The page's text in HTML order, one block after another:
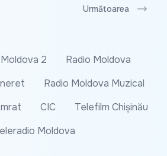
Următoarea
Moldova 2
Radio Moldova
Radio Moldova Muzical
CIC
Telefilm Chișinău
Moldova